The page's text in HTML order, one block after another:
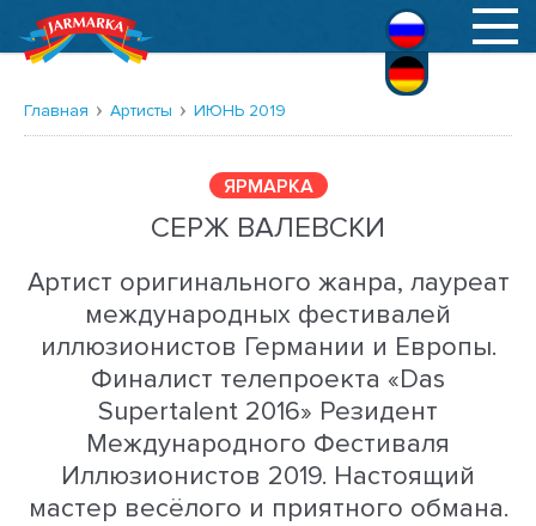
Русский
Главная Артисты ИЮНЬ 2019
ЯРМАРКА
СЕРЖ ВАЛЕВСКИ
Артист оригинального жанра, лауреат
международных фестивалей
иллюзионистов Германии и Европы.
Финалист телепроекта «Das
Supertalent 2016» Резидент
Международного Фестиваля
Иллюзионистов 2019. Hастоящий
мастер весёлого и приятного обмана.